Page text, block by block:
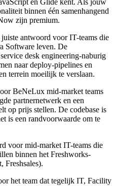
en Glide kent. Als jouw
binnen één samenhangend
zijn premium.
juiste antwoord voor IT-teams die
Software leven. De
desk engineering-naburig
naar deploy-pipelines en
terrein moeilijk te verslaan.
BeNeLux mid-market teams
partnernetwerk en een
op prijs stellen. De codebase is
is een randvoorwaarde om te
voor mid-market IT-teams die
binnen het Freshworks-
Freshsales).
het team dat tegelijk IT, Facility